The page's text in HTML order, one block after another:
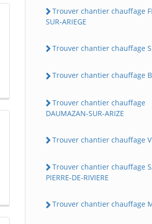
Trouver chantier chauffage
SUR-ARIEGE
Trouver chantier chauffage
Trouver chantier chauffage
Trouver chantier chauffage
DAUMAZAN-SUR-ARIZE
Trouver chantier chauffage
Trouver chantier chauffage
PIERRE-DE-RIVIERE
Trouver chantier chauffage